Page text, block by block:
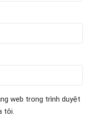
web trong trình duyệt
tôi.